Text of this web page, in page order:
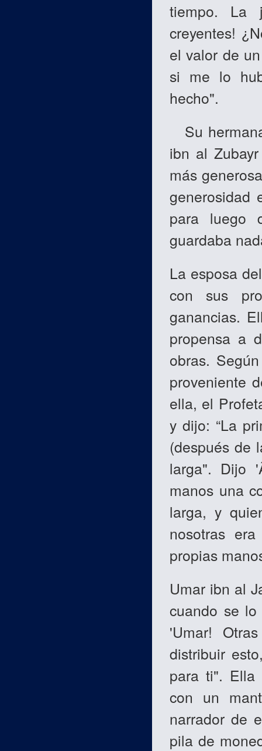
tiempo. La
creyentes!
el valor de
si me lo
hecho".
Su
ibn al
más
generosidad
para luego
guardaba
La esposa
con sus
ganancias.
propensa a
obras.
proveniente
ella, el
y dijo: “La
(después de
larga". Dijo
manos una
larga, y
nosotras
propias
Umar ibn al
cuando se
'Umar!
distribuir
para ti".
con un
narrador de
pila de